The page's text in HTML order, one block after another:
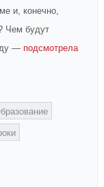
и, конечно,
Чем будут
— подсмотрела